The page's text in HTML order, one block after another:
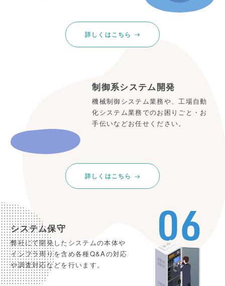
詳しくはこちら
制御系システム開発
機械制御システム業務や、工場自動
化システム業務でのお困りごと・お
手伝いなどお任せください。
詳しくはこちら
06
システム保守
弊社にて開発したシステムの本体や
インフラ周りを含め各種Q&Aの対応
や調査対応などを行います。